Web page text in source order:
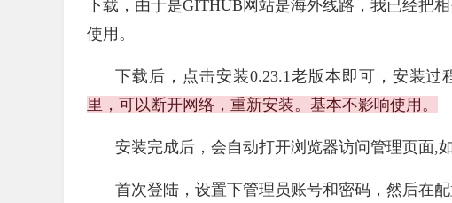
下载，由于是GITHUB网站是海外线路，我已经把
使用。
下载后，点击安装0.23.1老版本即可，安装过
里，可以断开网络，重新安装。基本不影响使用。
安装完成后，会自动打开浏览器访问管理页面,
首次登陆，设置下管理员账号和密码，然后在